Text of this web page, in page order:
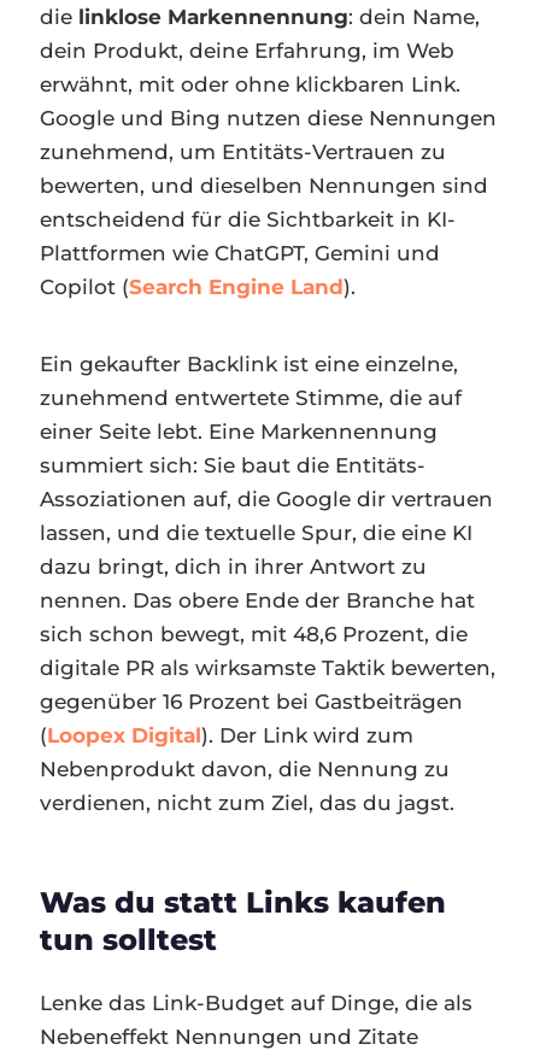
die linklose Markennennung: dein Name,
dein Produkt, deine Erfahrung, im Web
erwähnt, mit oder ohne klickbaren Link.
Google und Bing nutzen diese Nennungen
zunehmend, um Entitäts-Vertrauen zu
bewerten, und dieselben Nennungen sind
entscheidend für die Sichtbarkeit in KI-
Plattformen wie ChatGPT, Gemini und
Copilot (Search Engine Land).
Ein gekaufter Backlink ist eine einzelne,
zunehmend entwertete Stimme, die auf
einer Seite lebt. Eine Markennennung
summiert sich: Sie baut die Entitäts-
Assoziationen auf, die Google dir vertrauen
lassen, und die textuelle Spur, die eine KI
dazu bringt, dich in ihrer Antwort zu
nennen. Das obere Ende der Branche hat
sich schon bewegt, mit 48,6 Prozent, die
digitale PR als wirksamste Taktik bewerten,
gegenüber 16 Prozent bei Gastbeiträgen
(Loopex Digital). Der Link wird zum
Nebenprodukt davon, die Nennung zu
verdienen, nicht zum Ziel, das du jagst.
Was du statt Links kaufen
tun solltest
Lenke das Link-Budget auf Dinge, die als
Nebeneffekt Nennungen und Zitate